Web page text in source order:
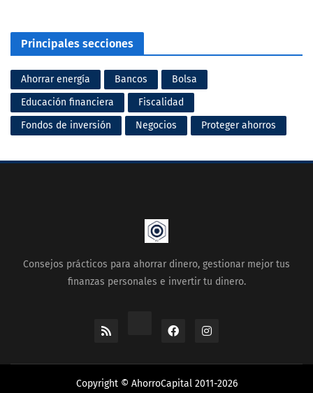
Principales secciones
Ahorrar energía Bancos
Bolsa
Educación financiera
Fiscalidad
Fondos de inversión
Negocios Proteger ahorros
Consejos prácticos para ahorrar dinero, gestionar mejor tus
finanzas personales e invertir tu dinero.
Copyright © AhorroCapital 2011-2026